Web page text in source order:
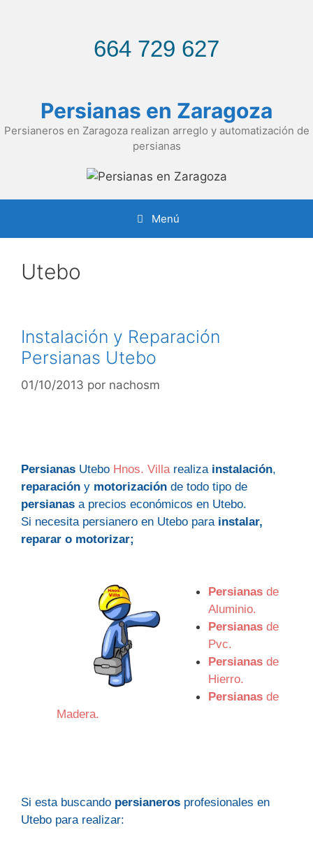
664 729 627
Persianas en Zaragoza
Persianeros en Zaragoza realizan arreglo y automatización de
persianas
Menú
Utebo
Instalación y Reparación
Persianas Utebo
01/10/2013 por nachosm
Persianas Utebo Hnos. Villarealiza instalación,
reparación y motorización de todo tipo de
persianas a precios económicos en Utebo.
Si necesita persianero en Utebo para instalar,
reparar o motorizar;
Persianas de
Aluminio.
Persianas de
Pvc.
Persianas de
Hierro.
Persianas de
Madera.
Si esta buscando persianeros profesionales en
Utebo para realizar: